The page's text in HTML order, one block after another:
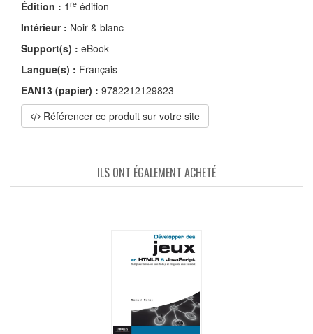
Édition : 1 re édition
Intérieur : Noir & blanc
Support(s) : eBook
Langue(s) : Français
EAN13 (papier) : 9782212129823
Référencer ce produit sur votre site
ILS ONT ÉGALEMENT ACHETÉ